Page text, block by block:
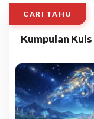
CARI TAHU
Kumpulan